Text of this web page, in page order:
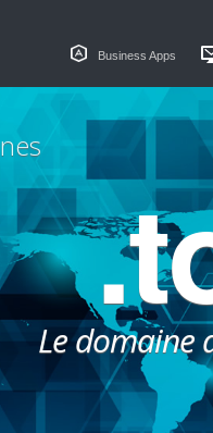
Business Apps
Le domaine